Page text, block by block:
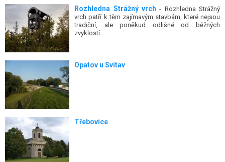
Rozhledna Strážný vrch - Rozhledna Strážný
vrch patří k těm zajímavým stavbám, které nejsou
tradiční, ale poněkud odlišné od běžných
zvyklostí.
Opatov u Svitav
Třebovice